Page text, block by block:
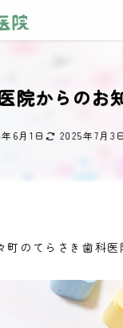
院からのお
6月1日 2025年7月3日
のてらさき歯科医